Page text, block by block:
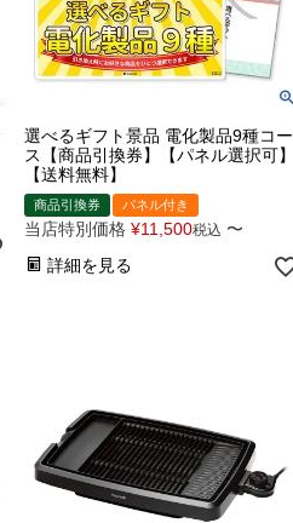
選べるギフト景品 電化製品9種コー
ス【商品引換券】【パネル選択可】
【送料無料】
商品引換券 パネル付き
当店特別価格 ¥11,500税込 〜
詳細を見る